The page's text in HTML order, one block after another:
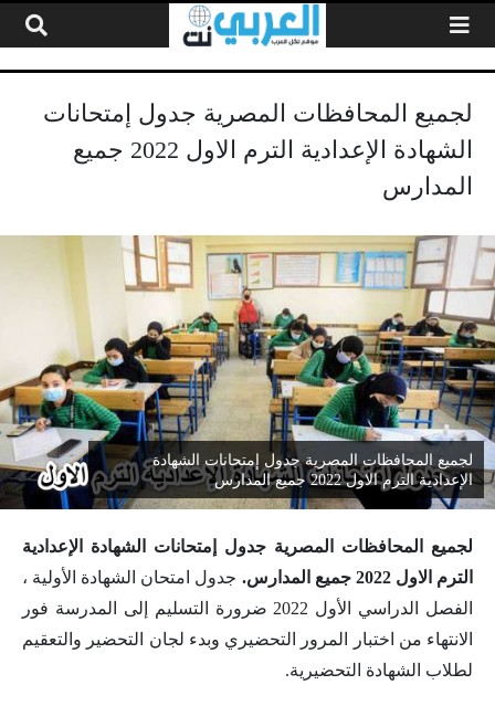
لجميع المحافظات المصرية جدول إمتحانات
الشهادة الإعدادية الترم الاول 2022 جميع
المدارس
لجميع المحافظات المصرية جدول إمتحانات الشهادة
الإعدادية الترم الاول 2022 جميع المدارس
لجميع المحافظات المصرية جدول إمتحانات الشهادة الإعدادية
الترم الاول 2022 جميع المدارس.
جدول امتحان الشهادة الأولية ،
الفصل الدراسي الأول 2022 ضرورة التسليم إلى المدرسة فور
الانتهاء من اختبار المرور التحضيري وبدء لجان التحضير والتعقيم
لطلاب الشهادة التحضيرية.